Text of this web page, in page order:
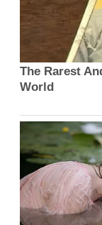
The Rarest
World